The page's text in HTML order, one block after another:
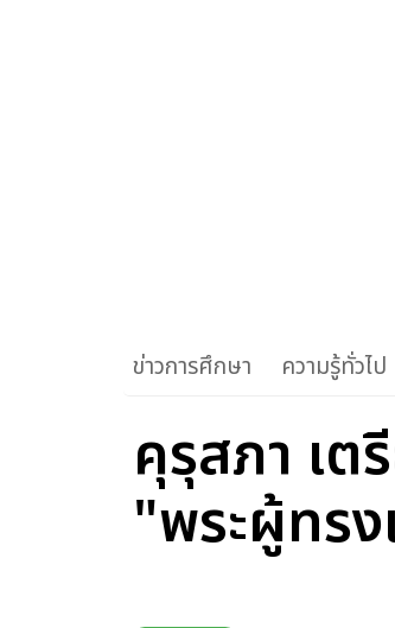
ข่าวการศึกษา ความรู้ทั่วไป
คุรุสภา เ
"พระผู้ทร